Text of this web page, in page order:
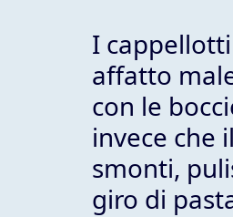
I
affatto
con le
invece che
smonti,
giro di